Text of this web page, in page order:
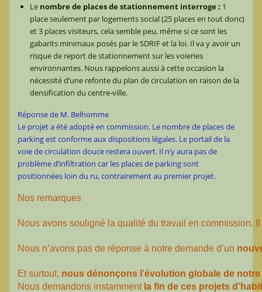
Le nombre de places de stationnement interroge : 1
place seulement par logements social (25 places en tout donc)
et 3 places visiteurs, cela semble peu, même si ce sont les
gabarits minimaux posés par le SDRIF et la loi. Il va y avoir un
risque de report de stationnement sur les voieries
environnantes. Nous rappelons aussi à cette occasion la
nécessité d’une refonte du plan de circulation en raison de la
densification du centre-ville.
Réponse de M. Belhomme
Le projet a été adopté en commission. Le nombre de places de
parking est conforme aux dispositions légales. Le portail de la
voie de circulation douce restera ouvert. Il n’y aura pas de
problème d’infiltration car les places de parking sont
positionnées loin du ru, contrairement au premier projet.
Nos remarques
Nous avons souligné la qualité du travail en commission.
Nous n’avons pas de réponse à notre demande d’un
Et surtout, nous dénonçons l’évolution globale de notre
Nous demandons instamment la fin de ces projets